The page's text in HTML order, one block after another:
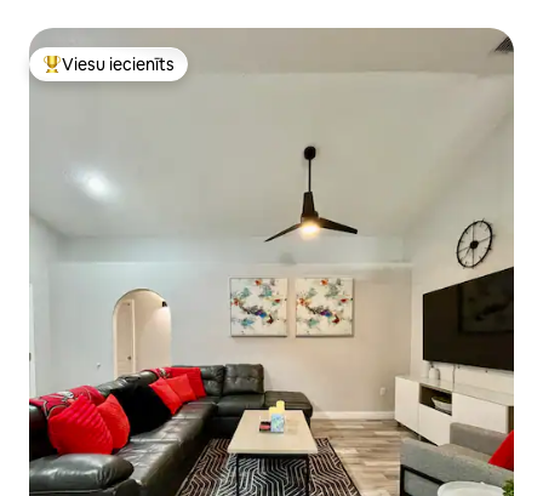
Populārs viesu iecienīts mājoklis
Viesu iecienīts